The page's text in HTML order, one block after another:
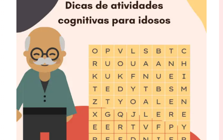
cognitivas
idosos